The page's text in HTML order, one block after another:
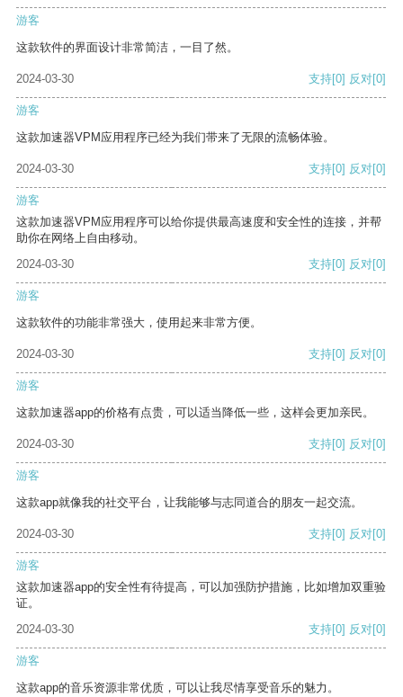
游客
这款软件的界面设计非常简洁，一目了然。
2024-03-30 支持[0] 反对[0]
游客
这款加速器VPM应用程序已经为我们带来了无限的流畅体验。
2024-03-30 支持[0] 反对[0]
游客
这款加速器VPM应用程序可以给你提供最高速度和安全性的连接，并帮
助你在网络上自由移动。
2024-03-30
支持[0] 反对[0]
游客
这款软件的功能非常强大，使用起来非常方便。
2024-03-30 支持[0] 反对[0]
游客
这款加速器app的价格有点贵，可以适当降低一些，这样会更加亲民。
2024-03-30 支持[0] 反对[0]
游客
这款app就像我的社交平台，让我能够与志同道合的朋友一起交流。
2024-03-30 支持[0] 反对[0]
游客
这款加速器app的安全性有待提高，可以加强防护措施，比如增加双重验
证。
2024-03-30
支持[0] 反对[0]
游客
这款app的音乐资源非常优质，可以让我尽情享受音乐的魅力。